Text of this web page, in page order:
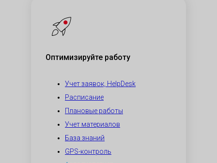
Оптимизируйте работу
Учет заявок, HelpDesk
Расписание
Плановые работы
Учет материалов
База знаний
GPS-контроль